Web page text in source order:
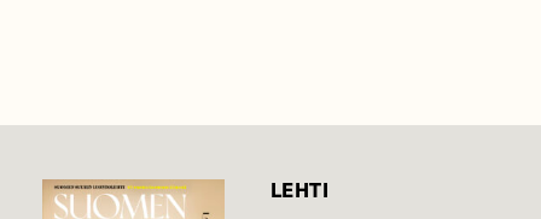
LEHTI